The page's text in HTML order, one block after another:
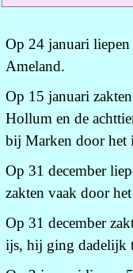
Op 24 januari liepen
Ameland.
Op 15 januari
Hollum en de
bij Marken door het
Op 31 december
zakten vaak door
Op 31 december
ijs, hij ging dadelijk